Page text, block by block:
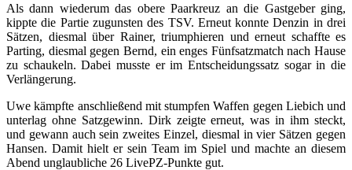
Als dann wiederum das obere Paarkreuz an die Gastgeber ging,
kippte die Partie zugunsten des TSV. Erneut konnte Denzin in drei
Sätzen, diesmal über Rainer, triumphieren und erneut schaffte es
Parting, diesmal gegen Bernd, ein enges Fünfsatzmatch nach Hause
zu schaukeln. Dabei musste er im Entscheidungssatz sogar in die
Verlängerung.
Uwe kämpfte anschließend mit stumpfen Waffen gegen Liebich und
unterlag ohne Satzgewinn. Dirk zeigte erneut, was in ihm steckt,
und gewann auch sein zweites Einzel, diesmal in vier Sätzen gegen
Hansen. Damit hielt er sein Team im Spiel und machte an diesem
Abend unglaubliche 26 LivePZ-Punkte gut.